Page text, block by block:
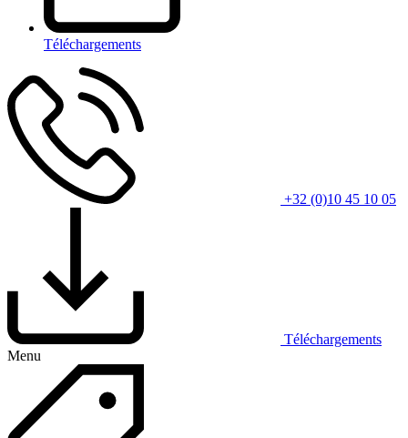
Téléchargements
+32 (0)10 45 10 05
Téléchargements
Menu